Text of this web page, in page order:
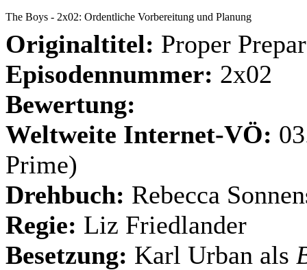
The Boys - 2x02: Ordentliche Vorbereitung und Planung
Originaltitel: Proper
Episodennummer: 2x02
Bewertung:
Weltweite Internet-VÖ:
Prime)
Drehbuch: Rebecca
Regie: Liz Friedlander
Besetzung: Karl Urban als